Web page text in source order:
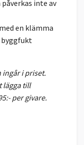
inte av
en klämma
byggfukt
i priset.
till
per givare.